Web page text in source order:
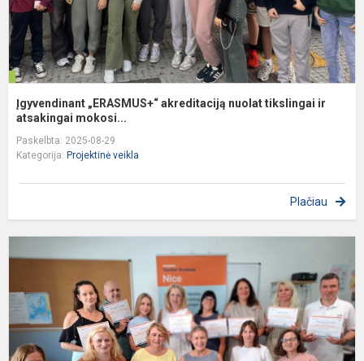
Įgyvendinant „ERASMUS+“ akreditaciją nuolat tikslingai ir
atsakingai mokosi...
Paskelbta: 2025-08-29
Kategorija: Projektinė veikla
Plačiau